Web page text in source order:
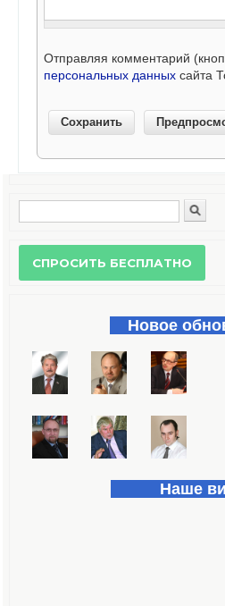
Отправляя комментарий
персональных данных сайта
Форма поиска
Новое
Наше